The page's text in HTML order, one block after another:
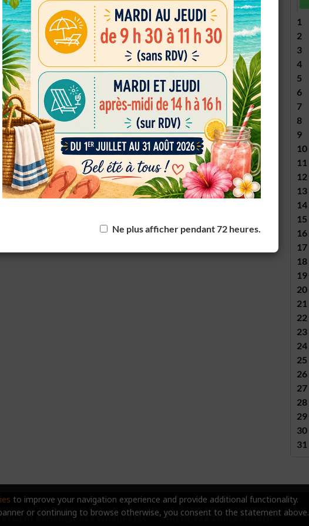
to improve your navigation experience and provide additional functionality.
or continuing to browse otherwise, you consent to the statement above.
European Commission | Cookies Policy
powered by WPCookiePro
1
2
3
4
5
6
7
8
9
10
11
12
13
14
15
16
17
18
19
20
21
22
23
24
25
26
27
28
29
30
31
PROPULSÉ PAR & THÈME PAR
Ne plus afficher pendant 72 heures.